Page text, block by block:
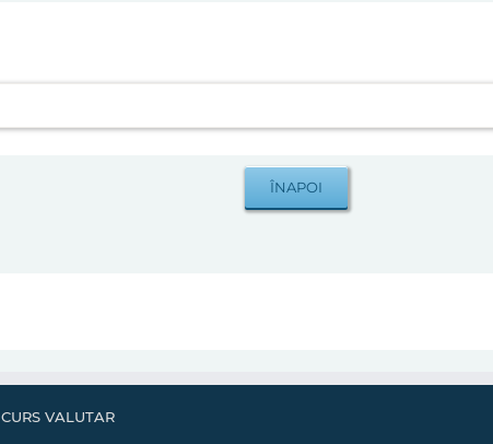
CURS VALUTAR